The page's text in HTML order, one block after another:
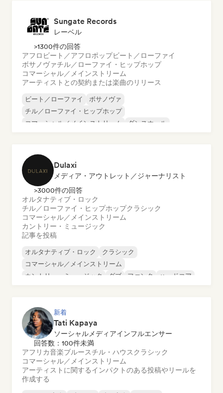
Sungate Records
レーベル
>1300件の回答
アフロビート／アフロポップビート／ローファイ
ボサノヴァチル／ローファイ・ヒップホップ
コマーシャル／メインストリーム
アーティストとの契約または楽曲のリリース
ビート／ローファイ
ボサノヴァ
チル／ローファイ・ヒップホップ
コマーシャル／メインストリーム
ダンスホール
Dulaxi
メディア・アウトレット／ジャーナリスト
>3000件の回答
オルタナティブ・ロック
チル／ローファイ・ヒップホップクラシック
コマーシャル／メインストリーム
カントリー・ミュージック
記事を投稿
オルタナティブ・ロック
クラシック
コマーシャル／メインストリーム
カントリー・ミュージック
ダブ ファンク
ハードコア
新着
Tati Kapaya
ソーシャルメディアインフルエンサー
回答数：100件未満
アフリカ音楽ブルースチル・ハウスクラシック
コマーシャル／メインストリーム
アーティストに関するインパクトのある投稿やリールを
作成する